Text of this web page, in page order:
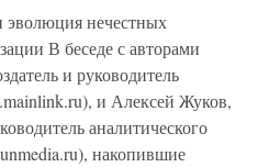
эволюция нечестных
В беседе с авторами
и руководитель
и Алексей Жуков,
аналитического
накопившие